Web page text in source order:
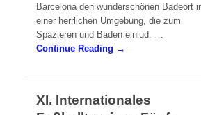
Mer
2025
diesmal überschaubar. Ein fast Ü50/60
Team unterstützt durch Tim erreichte über
Barcelona den wunderschönen Badeort in
einer herrlichen Umgebung, die zum
Continue Reading →